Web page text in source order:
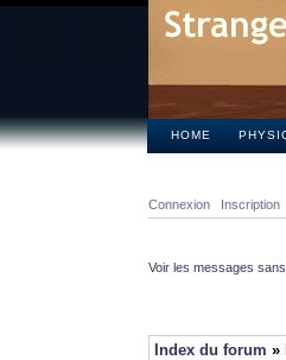
HOME
Connexion Inscription
Voir les messages
Index du forum »